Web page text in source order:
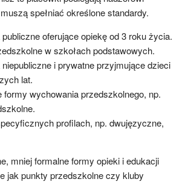
spełniać określone standardy.
oferujące opiekę od 3 roku życia.
w szkołach podstawowych.
i prywatne przyjmujące dzieci
lat.
formy wychowania przedszkolnego, np.
profilach, np. dwujęzyczne,
mniej formalne formy opieki i edukacji
jak punkty przedszkolne czy kluby